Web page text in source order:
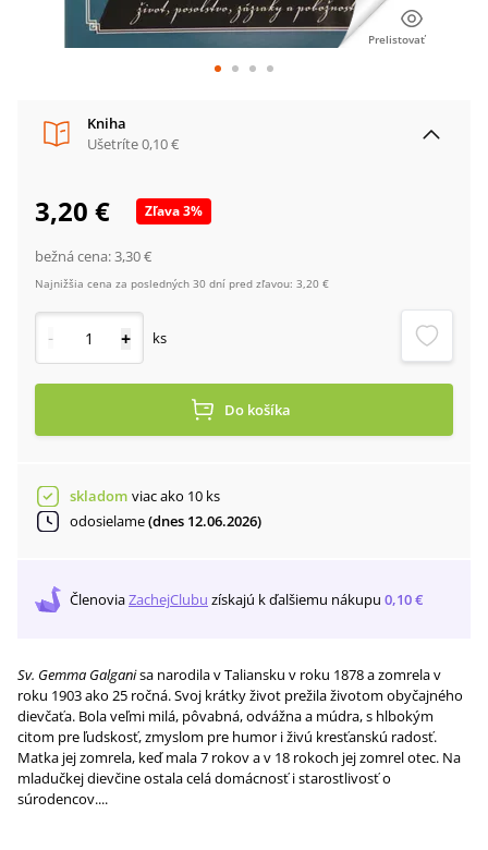
Prelistovať
Kniha
Ušetríte0,10 €
3,20 € Zľava3%
bežná cena:3,30 €
Najnižšia cena za posledných 30 dní pred zľavou: 3,20 €
- + ks
Do košíka
skladom viac ako 10 ks
odosielame(dnes 12.06.2026)
ČlenoviaZachejClubu získajú k ďalšiemu nákupu 0,10 €
Sv. Gemma Galganisa narodila v Taliansku v roku 1878 a zomrela v
roku 1903 ako 25 ročná. Svoj krátky život prežila životom obyčajného
dievčaťa. Bola veľmi milá, pôvabná, odvážna a múdra, s hlbokým
citom pre ľudskosť, zmyslom pre humor i živú kresťanskú radosť.
Matka jej zomrela, keď mala 7 rokov a v 18 rokoch jej zomrel otec. Na
mladučkej dievčine ostala celá domácnosť i starostlivosť o
súrodencov....